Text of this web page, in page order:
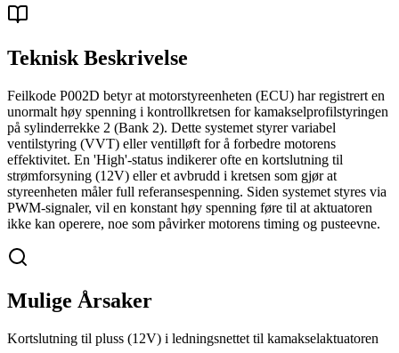
Teknisk Beskrivelse
Feilkode P002D betyr at motorstyreenheten (ECU) har registrert en
unormalt høy spenning i kontrollkretsen for kamakselprofilstyringen
på sylinderrekke 2 (Bank 2). Dette systemet styrer variabel
ventilstyring (VVT) eller ventilløft for å forbedre motorens
effektivitet. En 'High'-status indikerer ofte en kortslutning til
strømforsyning (12V) eller et avbrudd i kretsen som gjør at
styreenheten måler full referansespenning. Siden systemet styres via
PWM-signaler, vil en konstant høy spenning føre til at aktuatoren
ikke kan operere, noe som påvirker motorens timing og pusteevne.
Mulige Årsaker
Kortslutning til pluss (12V) i ledningsnettet til kamakselaktuatoren